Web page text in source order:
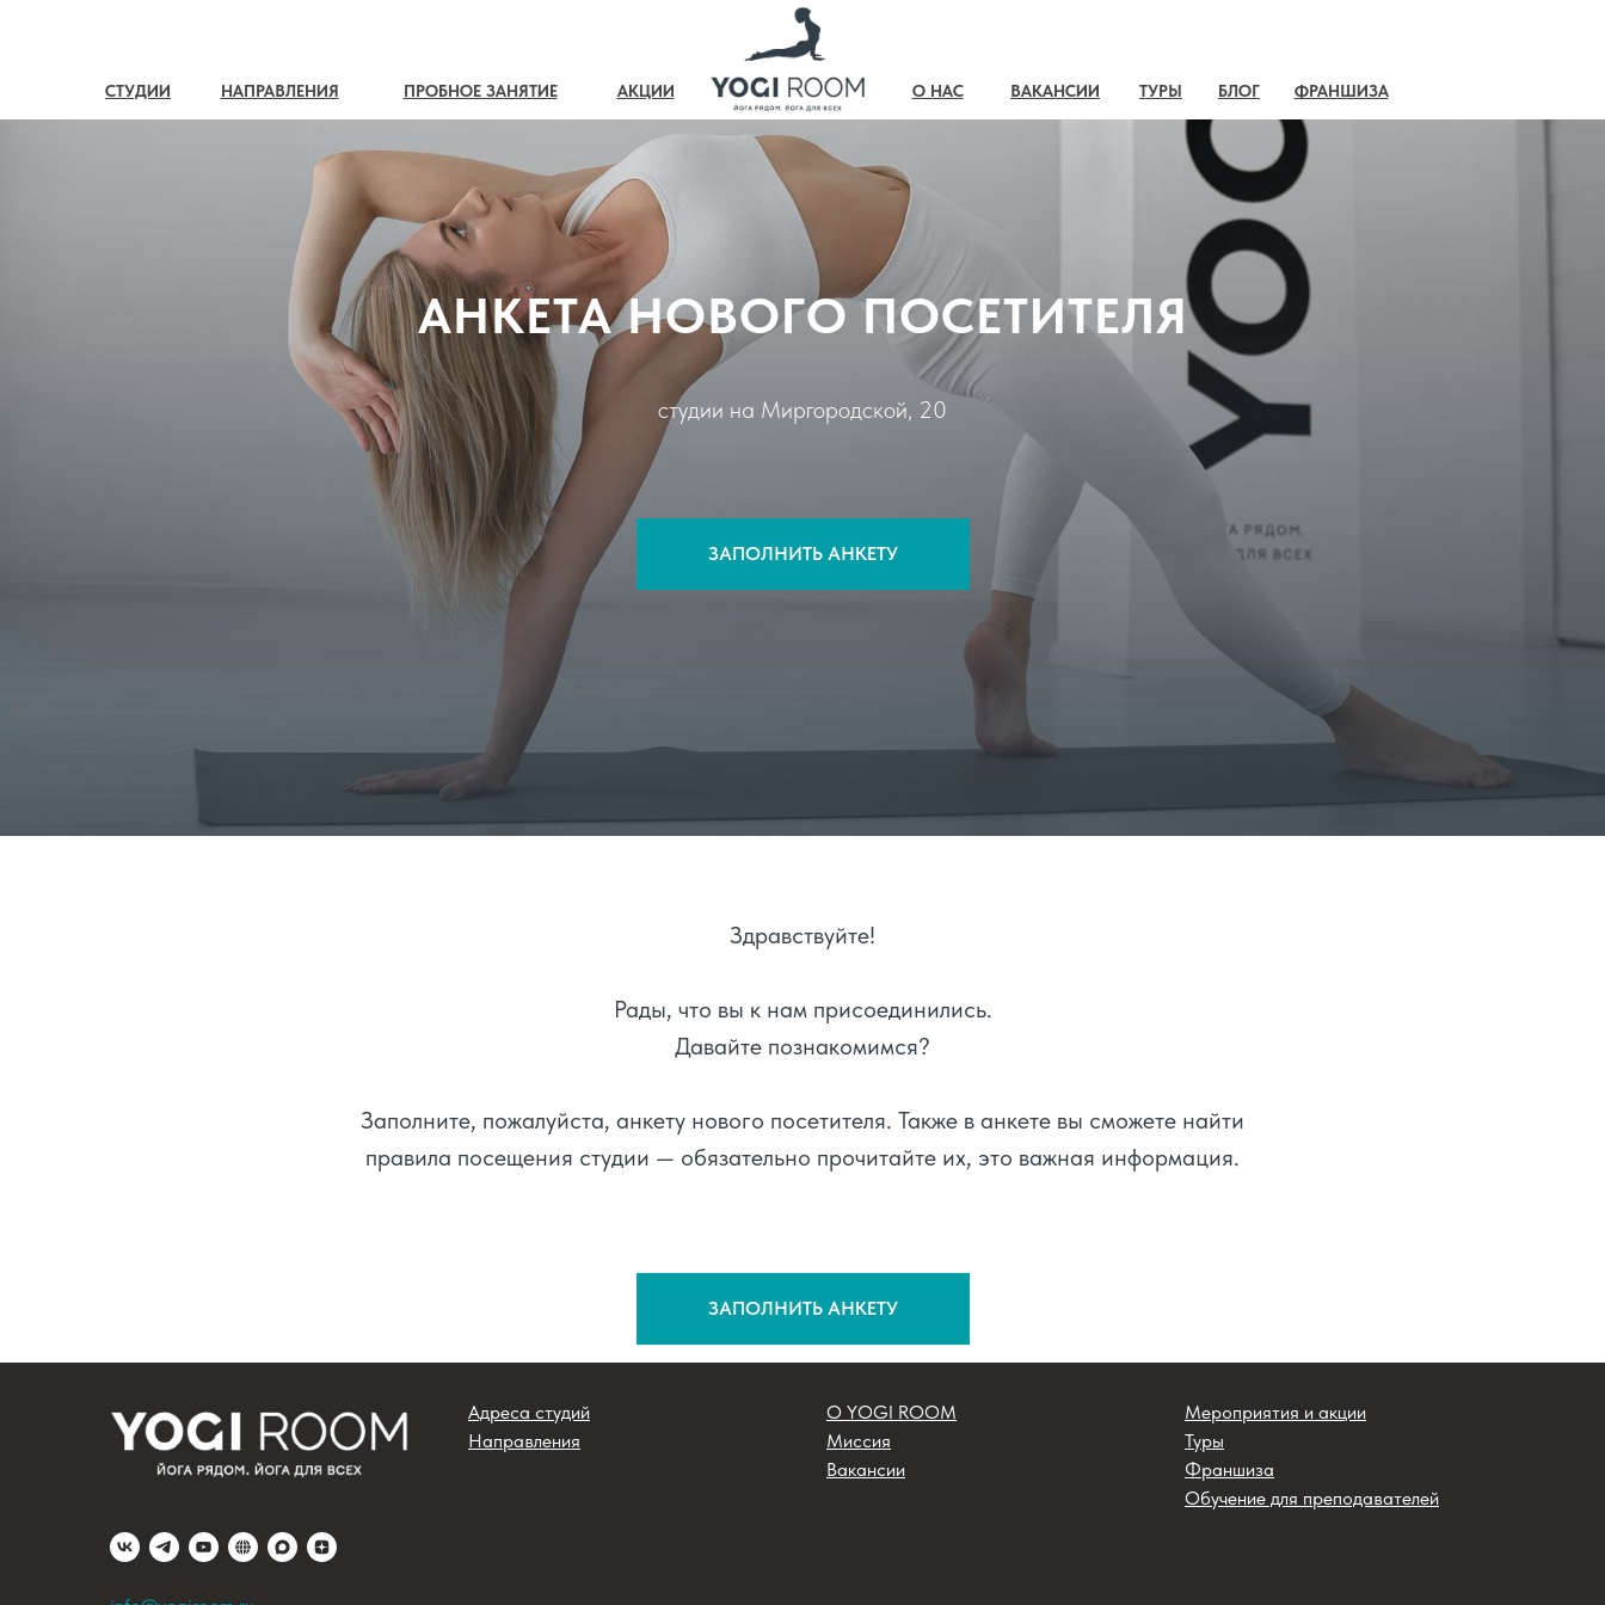
О НАС ТУРЫ ФРАНШИЗА
СТУДИИ НАПРАВЛЕНИЯ ПРОБНОЕ ЗАНЯТИЕ АКЦИИ ВАКАНСИИ БЛОГ
АНКЕТА НОВОГО ПОСЕТИТЕЛЯ
студии на Миргородской, 20
ЗАПОЛНИТЬ АНКЕТУ
Здравствуйте!
Рады, что вы к нам присоединились.
Давайте познакомимся?
Заполните, пожалуйста, анкету нового посетителя. Также в анкете вы сможете найти
правила посещения студии — обязательно прочитайте их, это важная информация.
ЗАПОЛНИТЬ АНКЕТУ
Адреса студий
Направления
О YOGI ROOM
Миссия
Вакансии
Мероприятия и акции
Туры
Франшиза
Обучение для преподавателей